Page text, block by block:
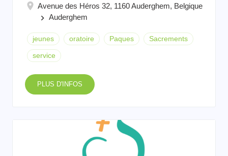
Avenue des Héros 32, 1160 Auderghem, Belgique
keyboard_arrow_right Auderghem
jeunes oratoire Paques Sacrements
service
PLUS D'INFOS